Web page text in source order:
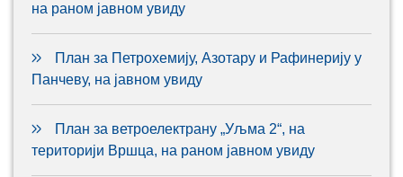
на раном јавном увиду
План за Петрохемију, Азотару и Рафинерију у
Панчеву, на јавном увиду
План за ветроелектрану „Уљма 2“, на
територији Вршца, на раном јавном увиду